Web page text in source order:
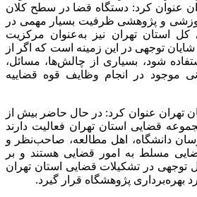
عنوان کرد: دستگاه قضا در سطح کلان
و پژوهشی ظرفیت بسیار مهمی در
کل استان تهران نیز به‌عنوان مرکزیت
توجهی در این زمینه است که اگر از
شود، بسیاری از چالش‌ها، مسائل،
موجود در انجام وظایف قوه قضاییه
تهران عنوان کرد: در حال حاضر بیش از
قضایی استان تهران فعالیت دارند
دانشگاه، اهل مطالعه، صاحب‌نظر و
مسلط به امور قضایی هستند و بر
در تشکیلات قضایی استان تهران
بهره‌برداری پژوهشگاه قرار گیرد.